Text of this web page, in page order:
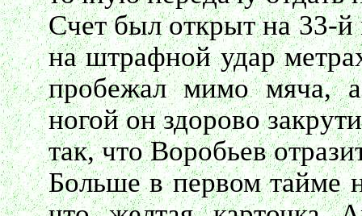
Счет был открыт на 33-
на штрафной удар
пробежал мимо мяча,
ногой он здорово
так, что Воробьев
Больше в первом тайме